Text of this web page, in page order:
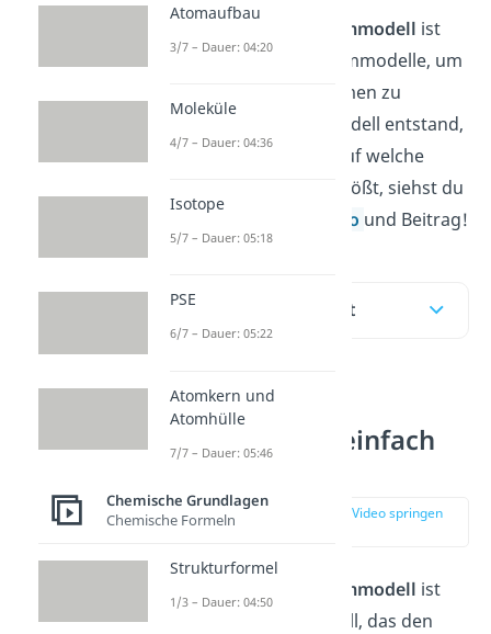
Rutherford Atommodell ist
eines der ersten Atommodelle, um
den Aufbau von Atomen zu
erklären. Wie das Modell entstand,
was es besagt und auf welche
Schwierigkeiten es stößt, siehst du
hier in unserem
Video und Beitrag!
Inhaltsübersicht
Rutherford
Atommodell einfach
erklärt
zur Stelle im Video springen
Rutherford Atommodell ist
das erste Atommodell, das den
Atomaufbau
3/7 – Dauer: 04:20
Moleküle
4/7 – Dauer: 04:36
Isotope
5/7 – Dauer: 05:18
PSE
6/7 – Dauer: 05:22
Atomkern und
Atomhülle
7/7 – Dauer: 05:46
Chemische Grundlagen
Chemische Formeln
Strukturformel
1/3 – Dauer: 04:50